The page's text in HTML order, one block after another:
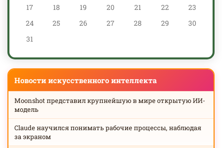
17
18 19 20 21 22
23
24
25 26 27 28 29
30
31
Новости искусственного интеллекта
Moonshot представил крупнейшую в мире открытую ИИ-
модель
Claude научился понимать рабочие процессы, наблюдая
за экраном